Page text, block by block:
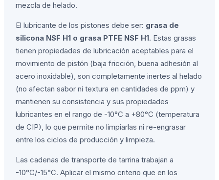
mezcla de helado.
El lubricante de los pistones debe ser: grasa de
silicona NSF H1 o grasa PTFE NSF H1. Estas grasas
tienen propiedades de lubricación aceptables para el
movimiento de pistón (baja fricción, buena adhesión al
acero inoxidable), son completamente inertes al helado
(no afectan sabor ni textura en cantidades de ppm) y
mantienen su consistencia y sus propiedades
lubricantes en el rango de -10°C a +80°C (temperatura
de CIP), lo que permite no limpiarlas ni re-engrasar
entre los ciclos de producción y limpieza.
Las cadenas de transporte de tarrina trabajan a
-10°C/-15°C. Aplicar el mismo criterio que en los